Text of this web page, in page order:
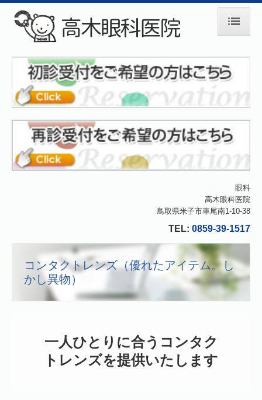
院長紹介
診療のご案内
一般眼科・その他
コンタクトレンズ
施設・設備のご案内
交通案内
眼科
高木眼科医院
鳥取県米子市車尾南1-10-38
TEL: 0859-39-1517
コンタクトレンズ（優れたアイテム。し
かし異物）
一人ひとりに合うコンタク
トレンズを提供いたします